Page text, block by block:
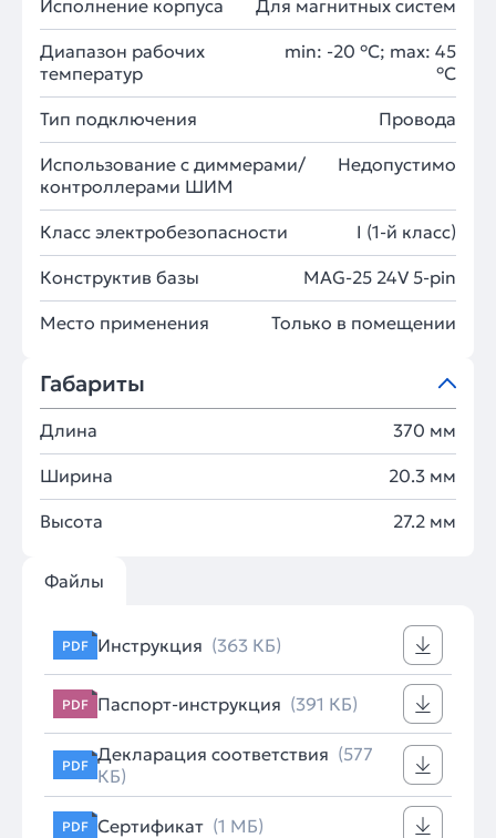
Исполнение корпуса Для магнитных систем
Диапазон рабочих
температур
min: -20 °C; max: 45
°C
Тип подключения Провода
Использование с диммерами/
контроллерами ШИМ
Недопустимо
Класс электробезопасности I (1-й класс)
Конструктив базы MAG-25 24V 5-pin
Место применения Только в помещении
Габариты
Длина 370 мм
Ширина 20.3 мм
Высота 27.2 мм
Файлы
PDF Инструкция (363 КБ)
PDF Паспорт-инструкция (391 КБ)
PDF Декларация соответствия (577
КБ)
PDF Сертификат (1 МБ)